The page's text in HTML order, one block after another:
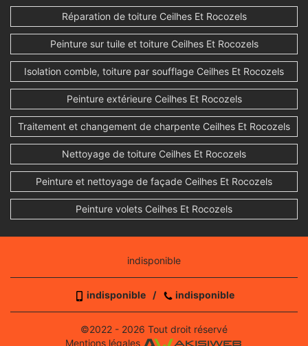
Réparation de toiture Ceilhes Et Rocozels
Peinture sur tuile et toiture Ceilhes Et Rocozels
Isolation comble, toiture par soufflage Ceilhes Et Rocozels
Peinture extérieure Ceilhes Et Rocozels
Traitement et changement de charpente Ceilhes Et Rocozels
Nettoyage de toiture Ceilhes Et Rocozels
Peinture et nettoyage de façade Ceilhes Et Rocozels
Peinture volets Ceilhes Et Rocozels
indisponible
indisponible / indisponible
©2022 - 2026 Tout droit réservé
Mentions légales